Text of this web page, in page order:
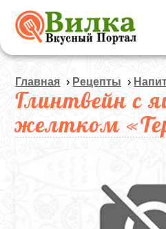
Главная › Рецепты ›
Глинтвейн с
желтком